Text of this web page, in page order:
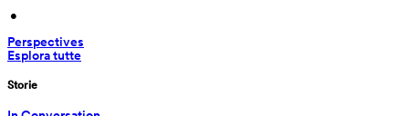
•
Perspectives
Esplora tutte
Storie